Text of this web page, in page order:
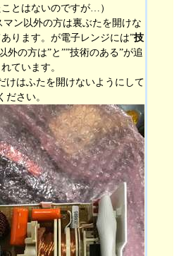
ことはないのですが…）
マン以外の方は裏ぶたを開けな
ります。が電子レンジには”技
外の方は”と””技術のある”が追
ています。
けはふたを開けないようにして
ださい。